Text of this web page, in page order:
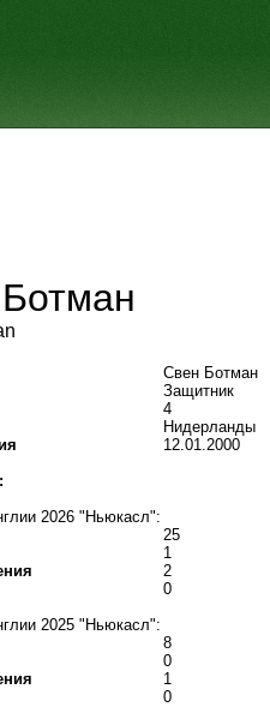
Свен Ботман
Защитник
4
Нидерланды
12.01.2000
2026 "Ньюкасл":
25
1
2
0
2025 "Ньюкасл":
8
0
1
0